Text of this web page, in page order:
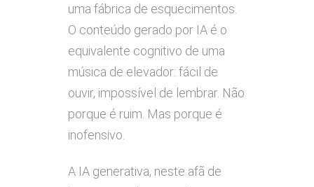
uma fábrica de esquecimentos.
O conteúdo gerado por IA é o
equivalente cognitivo de uma
música de elevador: fácil de
ouvir, impossível de lembrar. Não
porque é ruim. Mas porque é
inofensivo.
A IA generativa, neste afã de